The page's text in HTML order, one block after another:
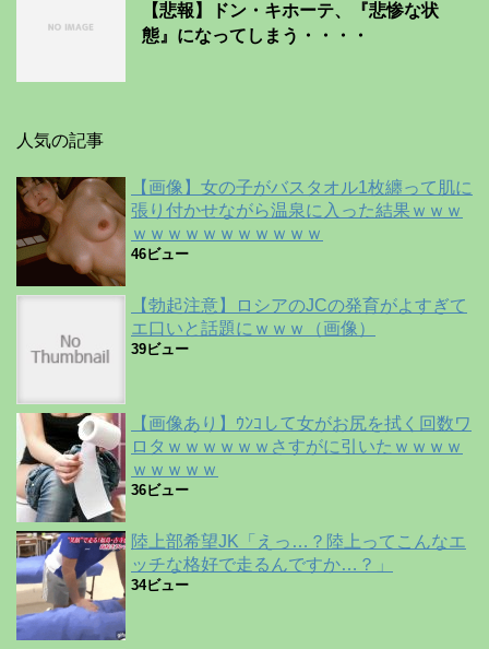
【悲報】ドン・キホーテ、『悲惨な状
態』になってしまう・・・・
人気の記事
【画像】女の子がバスタオル1枚纏って肌に
張り付かせながら温泉に入った結果ｗｗｗ
ｗｗｗｗｗｗｗｗｗｗｗ
46ビュー
【勃起注意】ロシアのJCの発育がよすぎて
エ口いと話題にｗｗｗ（画像）
39ビュー
【画像あり】ｳﾝｺして女がお尻を拭く回数ワ
ロタｗｗｗｗｗｗさすがに引いたｗｗｗｗ
ｗｗｗｗｗ
36ビュー
陸上部希望JK「えっ…？陸上ってこんなエ
ッチな格好で走るんですか…？」
34ビュー